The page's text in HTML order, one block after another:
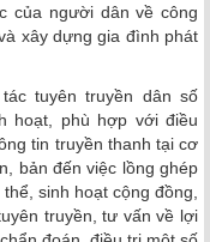
của người dân về công
xây dựng gia đình phát
tuyên truyền dân số
hoạt, phù hợp với điều
tin truyền thanh tại cơ
bản đến việc lồng ghép
sinh hoạt cộng đồng,
truyền, tư vấn về lợi